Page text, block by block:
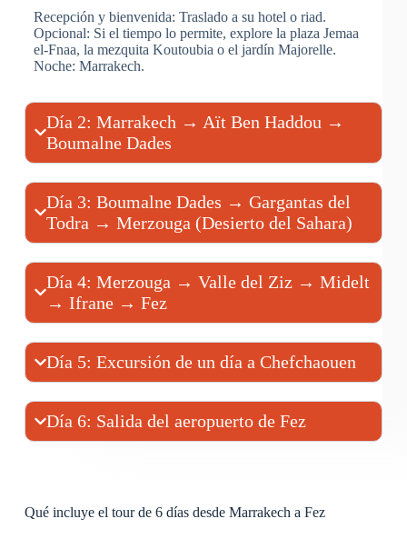
Recepción y bienvenida: Traslado a su hotel o riad.
Opcional: Si el tiempo lo permite, explore la plaza Jemaa
el-Fnaa, la mezquita Koutoubia o el jardín Majorelle.
Noche: Marrakech.
Día 2: Marrakech → Aït Ben Haddou →
Boumalne Dades
Día 3: Boumalne Dades → Gargantas del
Todra → Merzouga (Desierto del Sahara)
Día 4: Merzouga → Valle del Ziz → Midelt
→ Ifrane → Fez
Día 5: Excursión de un día a Chefchaouen
Día 6: Salida del aeropuerto de Fez
Qué incluye el tour de 6 días desde Marrakech a Fez